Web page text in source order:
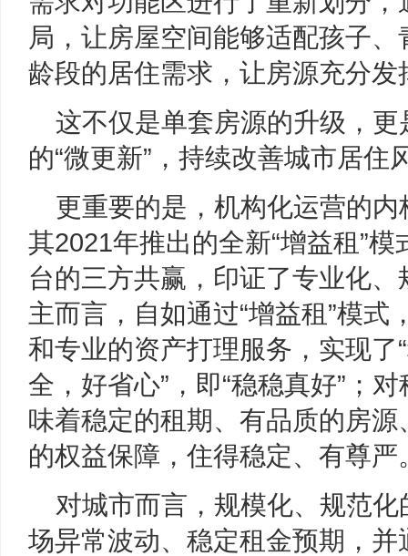
局，让房屋空间能够适配孩子
龄段的居住需求，让房源充分
这不仅是单套房源的升级，
的“微更新”，持续改善城市居住
更重要的是，机构化运营的内
其2021年推出的全新“增益租”
台的三方共赢，印证了专业化
主而言，自如通过“增益租”模式
和专业的资产打理服务，实现了
全，好省心”，即“稳稳真好”；
味着稳定的租期、有品质的房
的权益保障，住得稳定、有尊严
对城市而言，规模化、规范
场异常波动、稳定租金预期，